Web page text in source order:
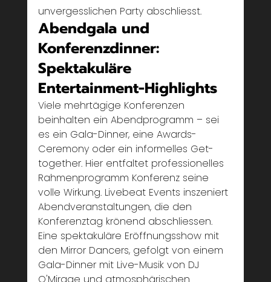
unvergesslichen Party abschliesst.
Abendgala und
Konferenzdinner:
Spektakuläre
Entertainment-Highlights
Viele mehrtägige Konferenzen
beinhalten ein Abendprogramm – sei
es ein Gala-Dinner, eine Awards-
Ceremony oder ein informelles Get-
together. Hier entfaltet professionelles
Rahmenprogramm Konferenz seine
volle Wirkung. Livebeat Events inszeniert
Abendveranstaltungen, die den
Konferenztag krönend abschliessen.
Eine spektakuläre Eröffnungsshow mit
den Mirror Dancers, gefolgt von einem
Gala-Dinner mit Live-Musik von DJ
O'Mirage und atmosphärischen